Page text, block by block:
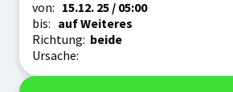
Zeitraum
von: 15.12. 25/ 05:00
bis: auf Weiteres
Richtung: beide
Ursache: